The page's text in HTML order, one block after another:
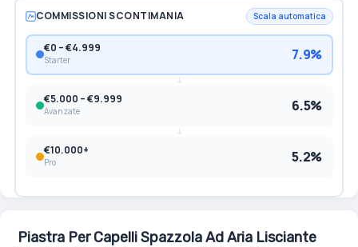
COMMISSIONI SCONTIMANIA Scala automatica
€0 – €4.999
Starter 7.9%
€5.000 – €9.999
Avanzate 6.5%
€10.000+
Pro 5.2%
Piastra Per Capelli Spazzola Ad Aria Lisciante